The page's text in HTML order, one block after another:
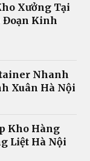
Xưởng Tại
Đoạn Kinh
Nhanh
Xuân Hà Nội
Kho Hàng
Liệt Hà Nội